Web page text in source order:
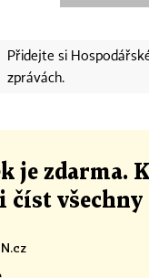
Přidejte si
zprávách.
je zdarma.
číst